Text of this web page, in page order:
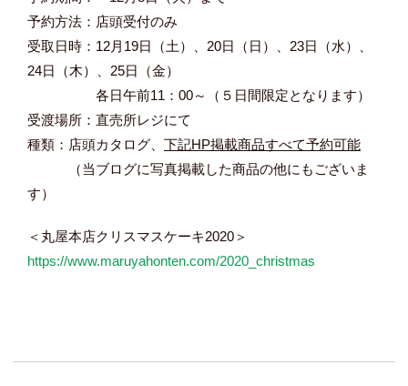
予約方法：店頭受付のみ
受取日時：12月19日（土）、20日（日）、23日（水）、
24日（木）、25日（金）
各日午前11：00～（５日間限定となります）
受渡場所：直売所レジにて
種類：店頭カタログ、 下記HP掲載商品すべて予約可能
（当ブログに写真掲載した商品の他にもございま
す）
＜丸屋本店クリスマスケーキ2020＞
https://www.maruyahonten.com/2020_christmas